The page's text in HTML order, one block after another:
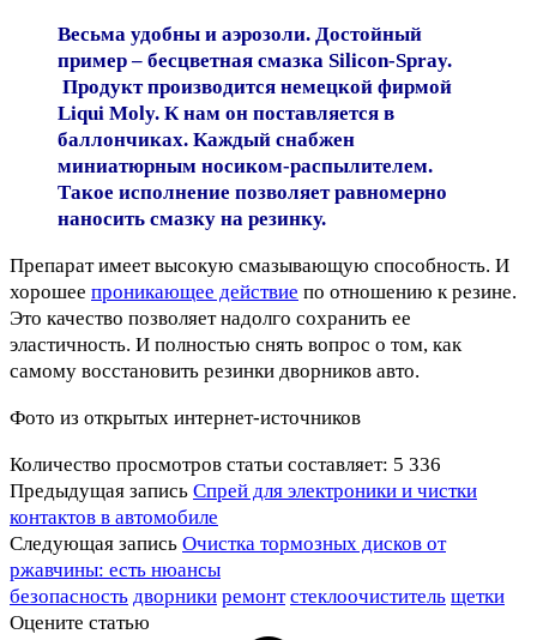
Весьма удобны и аэрозоли. Достойный
пример – бесцветная смазка Silicon-Spray.
Продукт производится немецкой фирмой
Liqui Moly. К нам он поставляется в
баллончиках. Каждый снабжен
миниатюрным носиком-распылителем.
Такое исполнение позволяет равномерно
наносить смазку на резинку.
Препарат имеет высокую смазывающую способность. И
хорошее проникающее действие по отношению к резине.
Это качество позволяет надолго сохранить ее
эластичность. И полностью снять вопрос о том, как
самому восстановить резинки дворников авто.
Фото из открытых интернет-источников
Количество просмотров статьи составляет: 5 336
Предыдущая запись Спрей для электроники и чистки
контактов в автомобиле
Следующая запись Очистка тормозных дисков от
ржавчины: есть нюансы
безопасность дворники ремонт стеклоочиститель щетки
Оцените статью